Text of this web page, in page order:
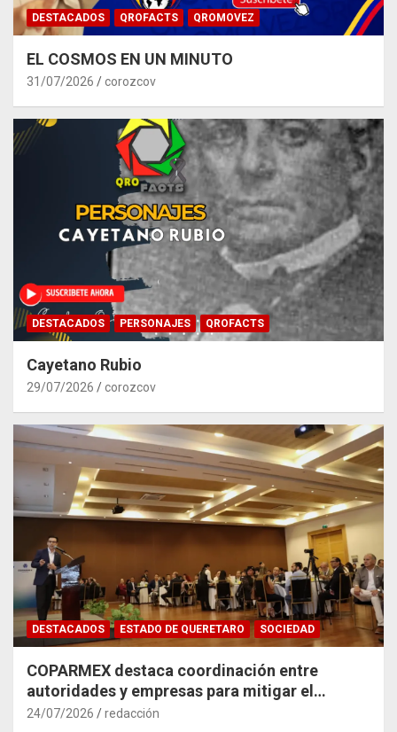
DESTACADOS QROFACTS QROMOVEZ
EL COSMOS EN UN MINUTO
31/07/2026 corozcov
DESTACADOS PERSONAJES QROFACTS
Cayetano Rubio
29/07/2026 corozcov
DESTACADOS ESTADO DE QUERETARO SOCIEDAD
COPARMEX destaca coordinación entre
autoridades y empresas para mitigar el
impacto del Tren México–Querétaro
24/07/2026 redacción